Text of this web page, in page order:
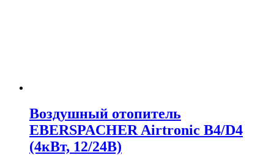
Воздушный отопитель
EBERSPACHER Airtronic B4/D4
(4кВт, 12/24В)